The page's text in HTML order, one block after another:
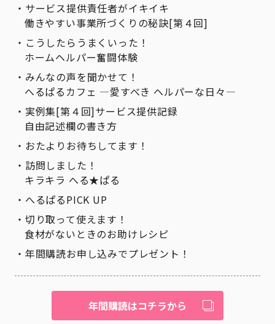
サービス提供責任者がイキイキ
働きやすい事業所づくりの秘訣[第４回]
こうしたらうまくいった！
ホームヘルパー奮闘体験
みんなの声を聞かせて！
へるぱるカフェ ―愛すべき ヘルパーな日々―
実例集[第４回]サービス提供記録
自由記述欄の書き方
おたよりお待ちしてます！
訪問しました！
キラキラ へる★ぱる
へるぱるPICK UP
切り取って使えます！
食材がないときのお助けレシピ
年間購読お申し込みでプレゼント！
年間購読はコチラから